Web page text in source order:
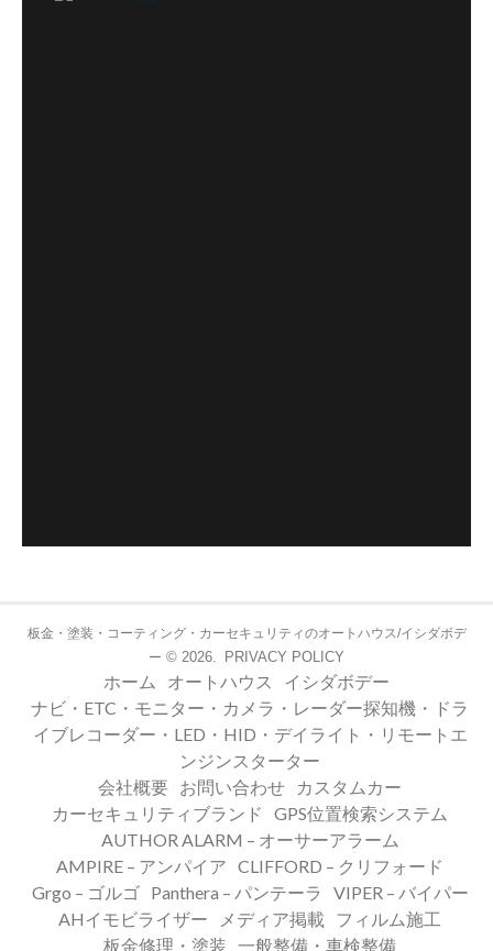
板金・塗装・コーティング・カーセキュリティのオートハウス/イシダボデ
ー © 2026. PRIVACY POLICY
ホーム オートハウス
イシダボデー
ナビ・ETC・モニター・カメラ・レーダー探知機・ドラ
イブレコーダー・LED・HID・デイライト・リモートエ
ンジンスターター
会社概要 お問い合わせ
カスタムカー
カーセキュリティブランド
GPS位置検索システム
AUTHOR ALARM – オーサーアラーム
AMPIRE – アンパイア CLIFFORD – クリフォード
Grgo – ゴルゴ
Panthera – パンテーラ
VIPER – バイパー
AHイモビライザー
メディア掲載
フィルム施工
板金修理・塗装 一般整備・車検整備